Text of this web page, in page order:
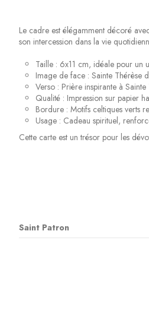
Le cadre est élégamment décoré
son intercession dans la vie
Taille : 6x11 cm, idéale pour un
Image de face : Sainte Thérèse
Verso : Prière inspirante à
Qualité : Impression sur papier
Bordure : Motifs celtiques verts
Usage : Cadeau spirituel,
Cette carte est un trésor pour les
Saint Patron